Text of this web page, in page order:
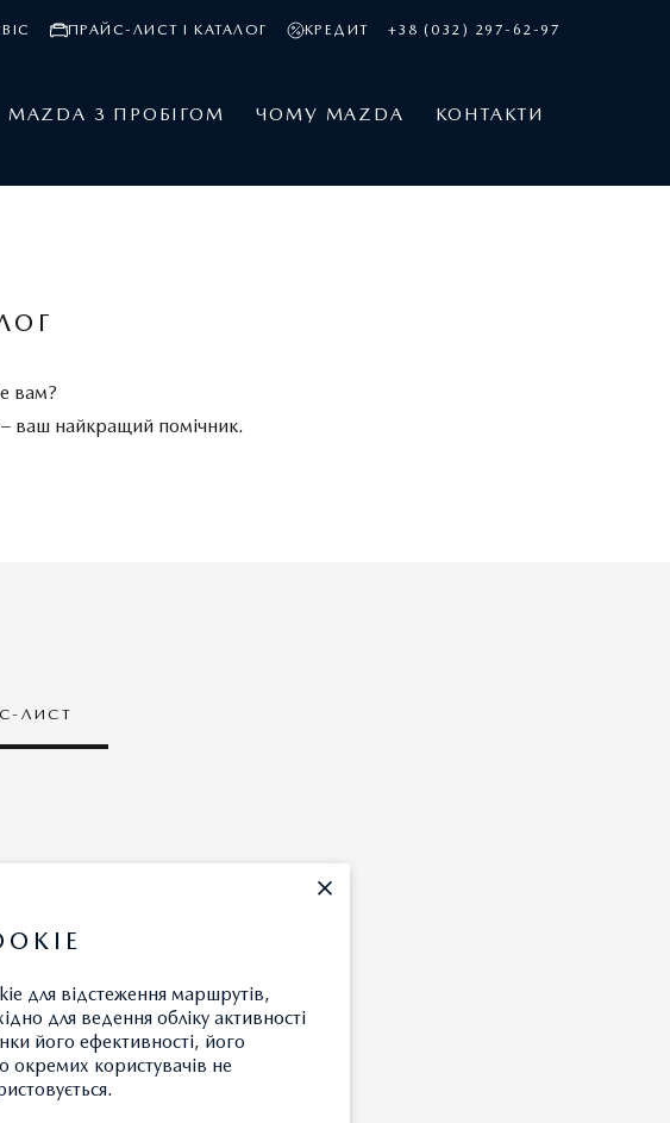
ПРАЙС-ЛИСТ І КАТАЛОГ КРЕДИТ +38 (032) 297-62-97
MAZDA З ПРОБІГОМ ЧОМУ MAZDA КОНТАКТИ
вам?
– ваш найкращий помічник.
ЛИСТ
для відстеження маршрутів,
для ведення обліку активності
його ефективності, його
окремих користувачів не